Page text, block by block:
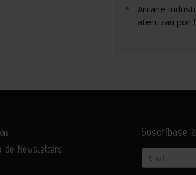
Arcane
aterrizan por
de Newsletters
Suscríbase
Email